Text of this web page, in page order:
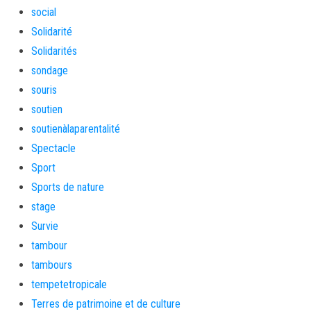
social
Solidarité
Solidarités
sondage
souris
soutien
soutienàlaparentalité
Spectacle
Sport
Sports de nature
stage
Survie
tambour
tambours
tempetetropicale
Terres de patrimoine et de culture